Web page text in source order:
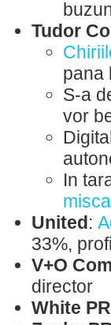
Tudor
pana
S-a
vor
In
misca
United:
33%,
V+O
director
White PR